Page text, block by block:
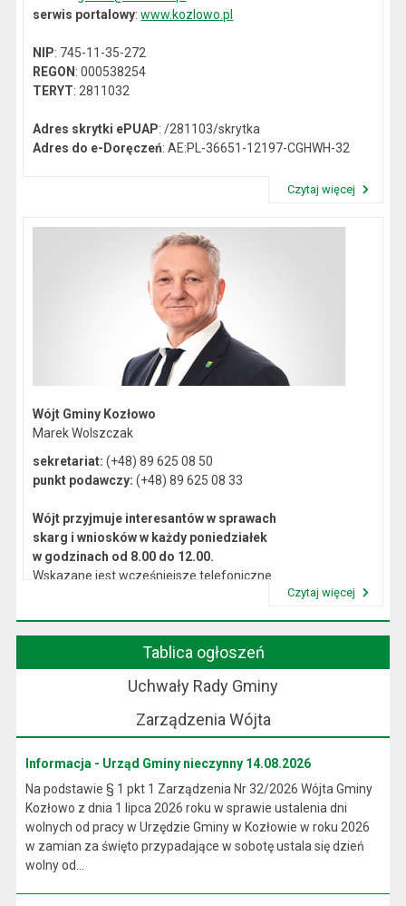
serwis portalowy:www.kozlowo.pl
NIP: 745-11-35-272
REGON: 000538254
TERYT: 2811032
Adres skrytki ePUAP: /281103/skrytka
Adres do e-Doręczeń: AE:PL-36651-12197-CGHWH-32
Czytaj więcej
Wójt Gminy Kozłowo
Marek Wolszczak
sekretariat: (+48) 89 625 08 50
punkt podawczy: (+48) 89 625 08 33
Wójt przyjmuje interesantów w sprawach
skarg i wniosków w każdy poniedziałek
w godzinach od 8.00 do 12.00.
Wskazane jest wcześniejsze telefoniczne
Czytaj więcej
Tablica ogłoszeń
Uchwały Rady Gminy
Zarządzenia Wójta
Informacja - Urząd Gminy nieczynny 14.08.2026
Na podstawie § 1 pkt 1 Zarządzenia Nr 32/2026 Wójta Gminy
Kozłowo z dnia 1 lipca 2026 roku w sprawie ustalenia dni
wolnych od pracy w Urzędzie Gminy w Kozłowie w roku 2026
w zamian za święto przypadające w sobotę ustala się dzień
wolny od...